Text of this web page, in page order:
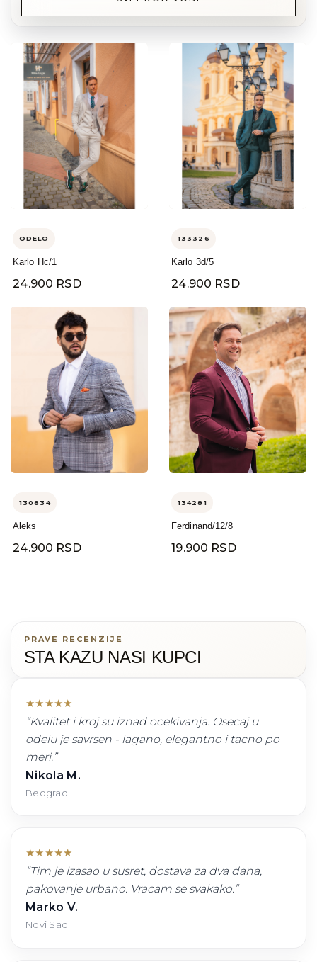
ODELO
Karlo Hc/1
24.900 RSD
133326
Karlo 3d/5
24.900 RSD
130834
Aleks
24.900 RSD
134281
Ferdinand/12/8
19.900 RSD
PRAVE RECENZIJE
STA KAZU NASI KUPCI
★★★★★
“Kvalitet i kroj su iznad ocekivanja. Osecaj u
odelu je savrsen - lagano, elegantno i tacno po
meri.”
Nikola M.
Beograd
★★★★★
“Tim je izasao u susret, dostava za dva dana,
pakovanje urbano. Vracam se svakako.”
Marko V.
Novi Sad